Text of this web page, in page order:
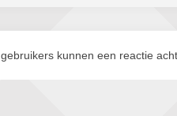
gebruikers kunnen een reactie